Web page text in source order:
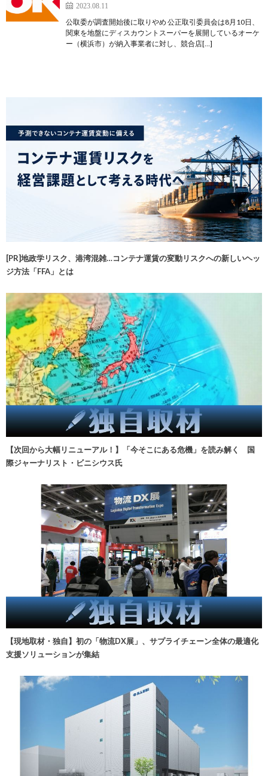
2023.08.11
公取委が調査開始後に取りやめ 公正取引委員会は8月10日、
関東を地盤にディスカウントスーパーを展開しているオーケ
ー（横浜市）が納入事業者に対し、競合店[…]
[PR]地政学リスク、港湾混雑…コンテナ運賃の変動リスクへの新しいヘッ
ジ方法「FFA」とは
【次回から大幅リニューアル！】「今そこにある危機」を読み解く 国
際ジャーナリスト・ビニシウス氏
【現地取材・独自】初の「物流DX展」、サプライチェーン全体の最適化
支援ソリューションが集結